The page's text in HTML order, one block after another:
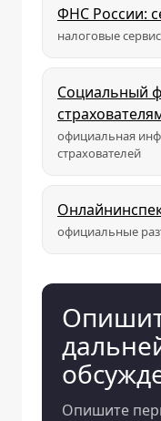
ФНС России:
налоговые
Социальный
официальная
страхователей
официальные
Опишите